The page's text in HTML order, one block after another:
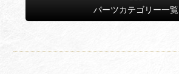
パーツカテゴリー一覧